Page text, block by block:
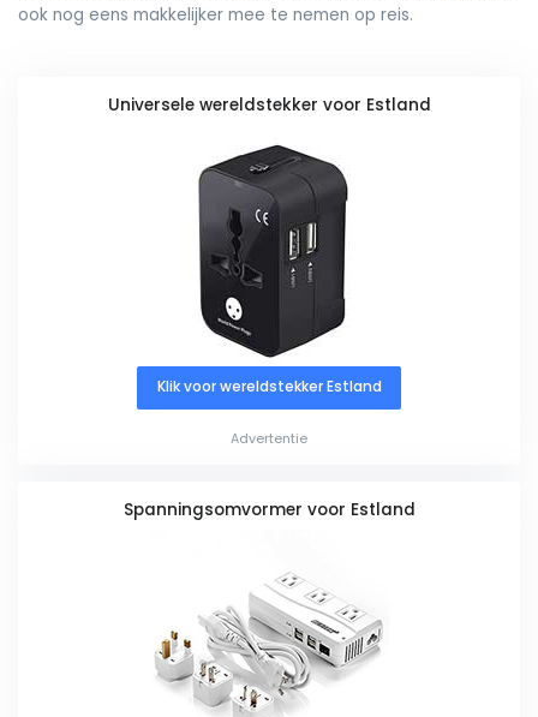
ook nog eens makkelijker mee te nemen op reis.
Universele wereldstekker voor Estland
Klik voor wereldstekker Estland
Advertentie
Spanningsomvormer voor Estland